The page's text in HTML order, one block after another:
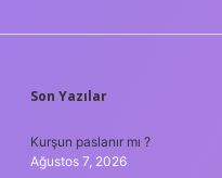
SIDEBAR
Son Yazılar
Kurşun paslanır mı ?
Ağustos 7, 2026